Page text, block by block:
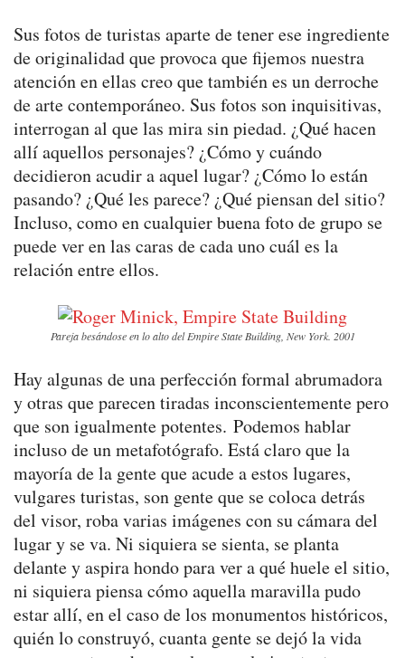
Sus fotos de turistas aparte de tener ese ingrediente
de originalidad que provoca que fijemos nuestra
atención en ellas creo que también es un derroche
de arte contemporáneo. Sus fotos son inquisitivas,
interrogan al que las mira sin piedad. ¿Qué hacen
allí aquellos personajes? ¿Cómo y cuándo
decidieron acudir a aquel lugar? ¿Cómo lo están
pasando? ¿Qué les parece? ¿Qué piensan del sitio?
Incluso, como en cualquier buena foto de grupo se
puede ver en las caras de cada uno cuál es la
relación entre ellos.
Pareja besándose en lo alto del Empire State Building, New York. 2001
Hay algunas de una perfección formal abrumadora
y otras que parecen tiradas inconscientemente pero
que son igualmente potentes. Podemos hablar
incluso de un metafotógrafo. Está claro que la
mayoría de la gente que acude a estos lugares,
vulgares turistas, son gente que se coloca detrás
del visor, roba varias imágenes con su cámara del
lugar y se va. Ni siquiera se sienta, se planta
delante y aspira hondo para ver a qué huele el sitio,
ni siquiera piensa cómo aquella maravilla pudo
estar allí, en el caso de los monumentos históricos,
quién lo construyó, cuanta gente se dejó la vida